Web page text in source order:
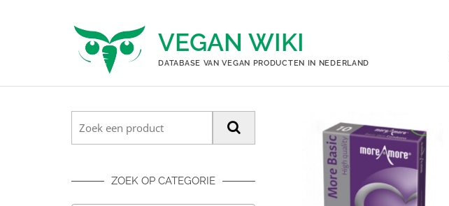
VEGAN WIKI
DATABASE VAN VEGAN PRODUCTEN IN NEDERLAND
ZOEK OP CATEGORIE